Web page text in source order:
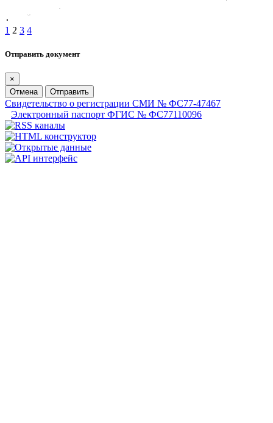
1 2 3 4
Отправить документ
×
Отмена
Отправить
Свидетельство о регистрации СМИ № ФС77-47467
Электронный паспорт ФГИС № ФС77110096